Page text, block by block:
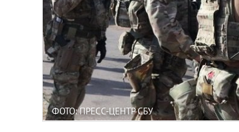
ФОТО: ПРЕСС-ЦЕНТР СБУ